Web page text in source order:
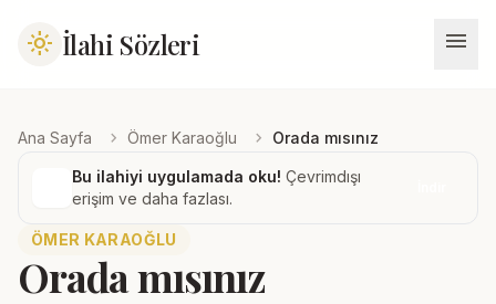
light_mode İlahi Sözleri menu
Ana Sayfa chevron_right Ömer Karaoğlu chevron_right Orada mısınız
Bu ilahiyi uygulamada oku! Çevrimdışı
erişim ve daha fazlası.
ÖMER KARAOĞLU
Orada mısınız